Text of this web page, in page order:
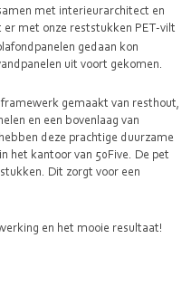
met interieurarchitect en
er met onze reststukken PET-vilt
gedaan kon
uit voort gekomen.
gemaakt van resthout,
en een bovenlaag van
deze prachtige duurzame
het kantoor van 50Five. De pet
Dit zorgt voor een
en het mooie resultaat!